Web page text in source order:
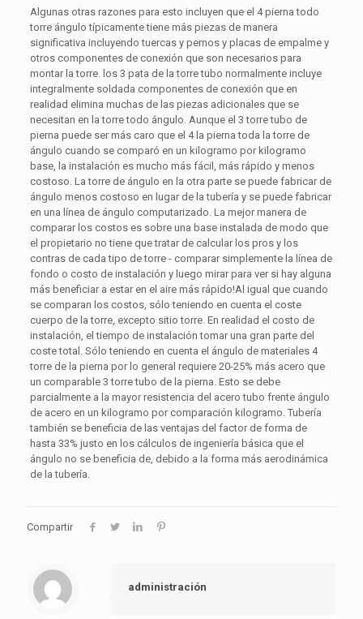
Algunas otras razones para esto incluyen que el 4 pierna todo
torre ángulo típicamente tiene más piezas de manera
significativa incluyendo tuercas y pernos y placas de empalme y
otros componentes de conexión que son necesarios para
montar la torre. los 3 pata de la torre tubo normalmente incluye
integralmente soldada componentes de conexión que en
realidad elimina muchas de las piezas adicionales que se
necesitan en la torre todo ángulo. Aunque el 3 torre tubo de
pierna puede ser más caro que el 4 la pierna toda la torre de
ángulo cuando se comparó en un kilogramo por kilogramo
base, la instalación es mucho más fácil, más rápido y menos
costoso. La torre de ángulo en la otra parte se puede fabricar de
ángulo menos costoso en lugar de la tubería y se puede fabricar
en una línea de ángulo computarizado. La mejor manera de
comparar los costos es sobre una base instalada de modo que
el propietario no tiene que tratar de calcular los pros y los
contras de cada tipo de torre - comparar simplemente la línea de
fondo o costo de instalación y luego mirar para ver si hay alguna
más beneficiar a estar en el aire más rápido!Al igual que cuando
se comparan los costos, sólo teniendo en cuenta el coste
cuerpo de la torre, excepto sitio torre. En realidad el costo de
instalación, el tiempo de instalación tomar una gran parte del
coste total. Sólo teniendo en cuenta el ángulo de materiales 4
torre de la pierna por lo general requiere 20-25% más acero que
un comparable 3 torre tubo de la pierna. Esto se debe
parcialmente a la mayor resistencia del acero tubo frente ángulo
de acero en un kilogramo por comparación kilogramo. Tubería
también se beneficia de las ventajas del factor de forma de
hasta 33% justo en los cálculos de ingeniería básica que el
ángulo no se beneficia de, debido a la forma más aerodinámica
de la tubería.
Compartir
administración